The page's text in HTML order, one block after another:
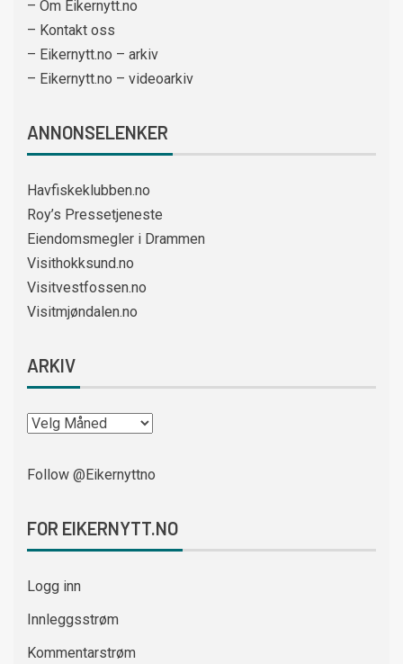
– Om Eikernytt.no
– Kontakt oss
– Eikernytt.no – arkiv
– Eikernytt.no – videoarkiv
ANNONSELENKER
Havfiskeklubben.no
Roy’s Pressetjeneste
Eiendomsmegler i Drammen
Visithokksund.no
Visitvestfossen.no
Visitmjøndalen.no
ARKIV
Follow @Eikernyttno
FOR EIKERNYTT.NO
Logg inn
Innleggsstrøm
Kommentarstrøm